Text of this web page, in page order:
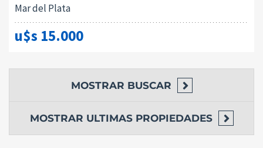
Mar del Plata
u$s 15.000
MOSTRAR BUSCAR
MOSTRAR ULTIMAS PROPIEDADES